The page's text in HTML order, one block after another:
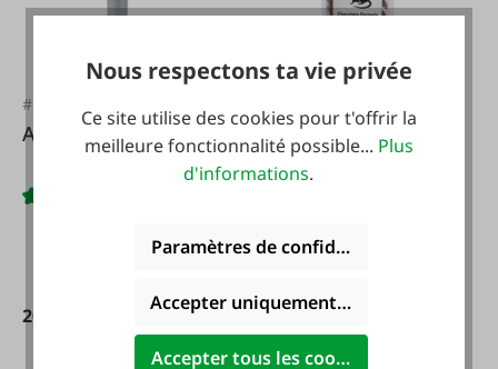
#FA60253
Anti-taupe solaire
20,95 €*
Attractif chocolat
200g
/ 1 kg)
De
11,65 €*
Nous respectons ta vie privée
Ce site utilise des cookies pour t'offrir la
meilleure fonctionnalité possible... Plus
d'informations.
Paramètres de confidentialité
Accepter uniquement les cookies
Accepter tous les cookies